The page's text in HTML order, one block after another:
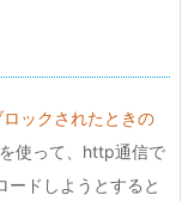
ックされたときの
使って、http通信で
ードしようとすると